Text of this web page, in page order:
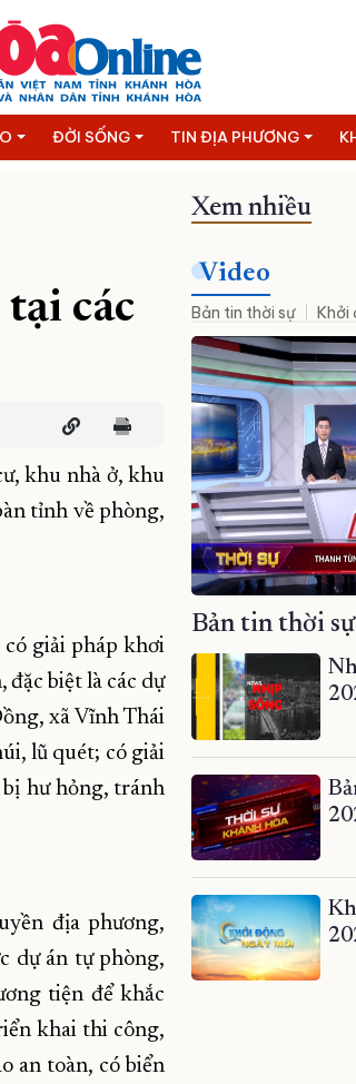
ĐỜI SỐNG TIN ĐỊA PHƯƠNG
các
khu nhà ở, khu
tỉnh về phòng,
có giải pháp khơi
biệt là các dự
xã Vĩnh Thái
lũ quét; có giải
hư hỏng, tránh
địa phương,
dự án tự phòng,
tiện để khắc
khai thi công,
an toàn, có biển
Xem nhiều
Video
Bản tin thời sự Khởi
Bản tin thời